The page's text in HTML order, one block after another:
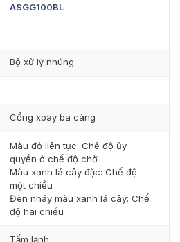
ASGG100BL
Bộ xử lý nhúng
Cổng xoay ba càng
Màu đỏ liên tục: Chế độ ủy
quyền ở chế độ chờ
Màu xanh lá cây đặc: Chế độ
một chiều
Đèn nháy màu xanh lá cây: Chế
độ hai chiều
Tấm lạnh